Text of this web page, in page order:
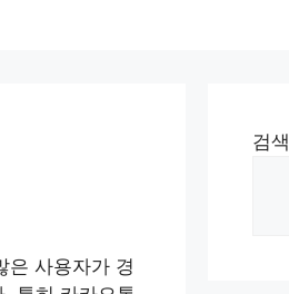
은 사용자가 경
검색